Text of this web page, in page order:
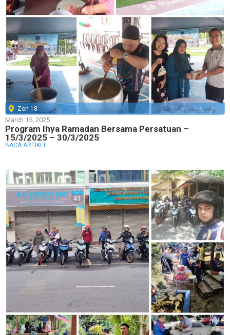
Zon 18
March 15, 2025
Program Ihya Ramadan Bersama Persatuan –
15/3/2025 – 30/3/2025
BACA ARTIKEL